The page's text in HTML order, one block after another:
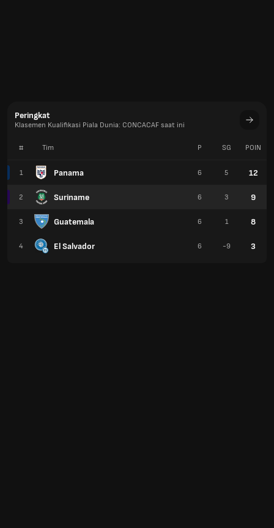
Peringkat
Klasemen Kualifikasi Piala Dunia: CONCACAF saat ini
# Tim
1 Panama
2 Suriname
3 Guatemala
4 El Salvador
P SG POIN
6 5 12
6 3 9
6 1 8
6 -9 3